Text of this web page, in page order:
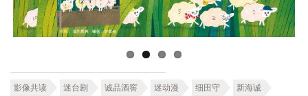
影像共读 迷台剧 诚品酒窖 迷动漫 细田守 新海诚